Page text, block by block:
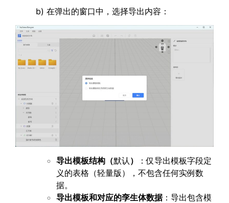
b) 在弹出的窗口中，选择导出内容：
导出模板结构 （默认 ）
：仅导出模板字段定
义的表格（轻量版），不包含任何实例数
据。
导出模板和对应的孪生体数据：导出包含模